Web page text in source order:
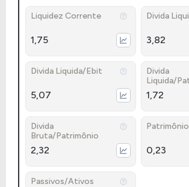
Liquidez Corrente
1,75
Divida
3,82
Divida Liquida/Ebit
5,07
Divida
Liquida/
1,72
Divida
Bruta/Patrimônio
2,32 0,23
Passivos/Ativos